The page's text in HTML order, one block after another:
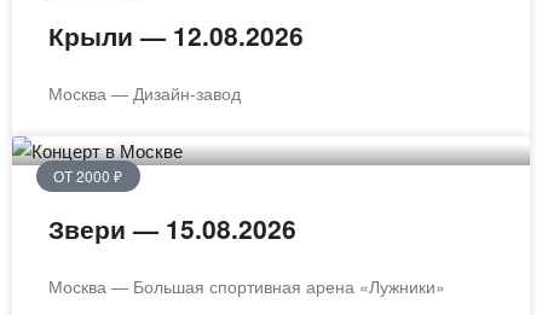
Крыли — 12.08.2026
Москва — Дизайн-завод
ОТ 2000 ₽
Звери — 15.08.2026
Москва — Большая спортивная арена «Лужники»